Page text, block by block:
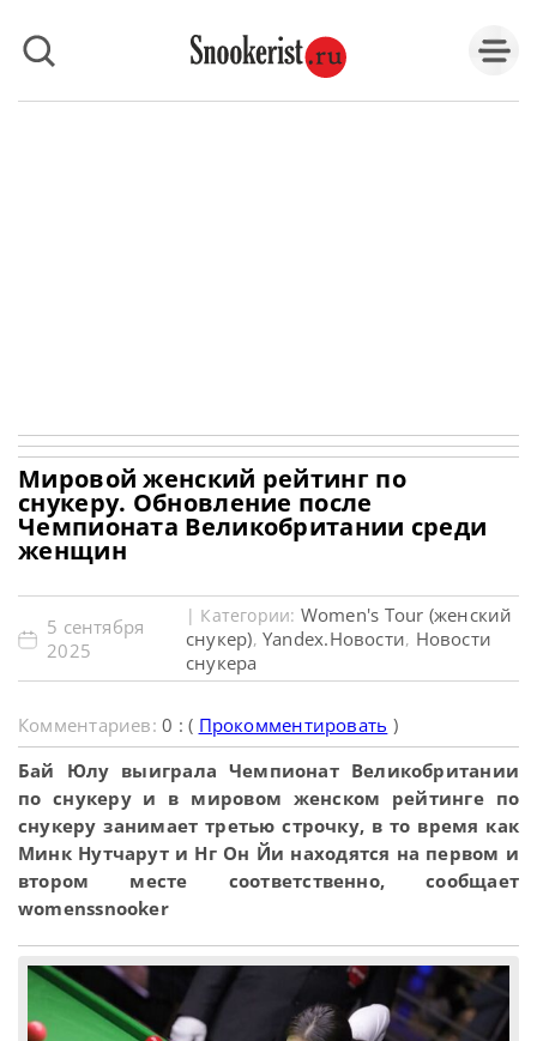
Мировой женский рейтинг по
снукеру. Обновление после
Чемпионата Великобритании среди
женщин
5 сентября
2025
| Категории: Women's Tour (женский
снукер), Yandex.Новости, Новости
снукера
Комментариев:0 : ( Прокомментировать )
Бай Юлу выиграла Чемпионат Великобритании
по снукеру и в мировом женском рейтинге по
снукеру занимает третью строчку, в то время как
Минк Нутчарут и Нг Он Йи находятся на первом и
втором месте соответственно, сообщает
womenssnooker